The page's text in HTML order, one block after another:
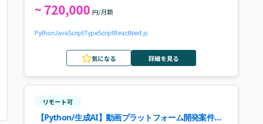
~ 720,000 円/月額
PythonJavaScriptTypeScriptReactNext.js
気になる 詳細を見る
リモート可
【Python/生成AI】動画プラットフォーム開発案件・